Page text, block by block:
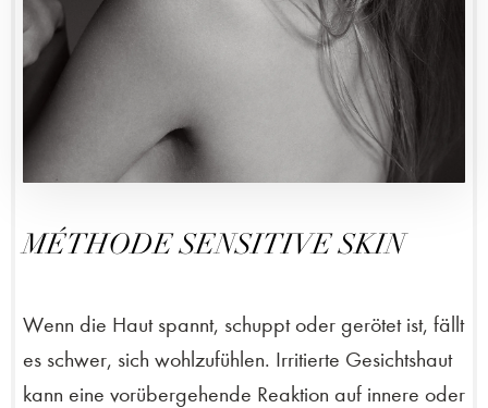
MÉTHODE SENSITIVE SKIN
Wenn die Haut spannt, schuppt oder gerötet ist, fällt
es schwer, sich wohlzufühlen. Irritierte Gesichtshaut
kann eine vorübergehende Reaktion auf innere oder